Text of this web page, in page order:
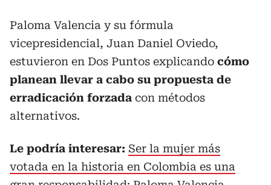
Paloma Valencia y su fórmula
vicepresidencial, Juan Daniel Oviedo,
estuvieron en Dos Puntos explicando cómo
planean llevar a cabo su propuesta de
erradicación forzada con métodos
alternativos.
Le podría interesar: Ser la mujer más
votada en la historia en Colombia es una